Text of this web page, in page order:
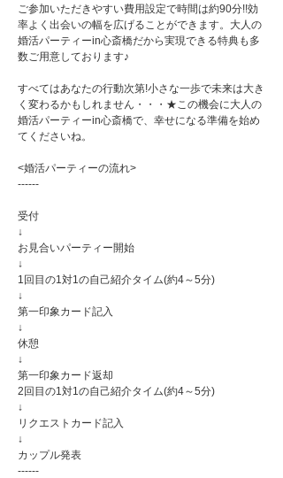
ご参加いただきやすい費用設定で時間は約90分!!効
率よく出会いの幅を広げることができます。大人の
婚活パーティーin心斎橋だから実現できる特典も多
数ご用意しております♪
すべてはあなたの行動次第!小さな一歩で未来は大き
く変わるかもしれません・・・★この機会に大人の
婚活パーティーin心斎橋で、幸せになる準備を始め
てくださいね。
<婚活パーティーの流れ>
------
受付
↓
お見合いパーティー開始
↓
1回目の1対1の自己紹介タイム(約4～5分)
↓
第一印象カード記入
↓
休憩
↓
第一印象カード返却
2回目の1対1の自己紹介タイム(約4～5分)
↓
リクエストカード記入
↓
カップル発表
------